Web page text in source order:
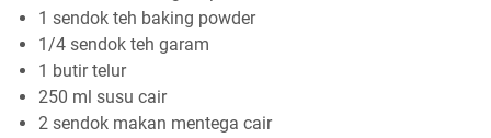
1 sendok teh baking powder
1/4 sendok teh garam
1 butir telur
250 ml susu cair
2 sendok makan mentega cair